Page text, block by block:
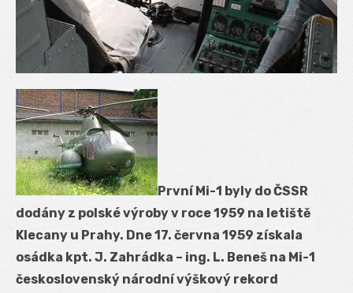
První Mi-1 byly do ČSSR
dodány z polské výroby v roce 1959 na letiště
Klecany u Prahy. Dne 17. června 1959 získala
osádka kpt. J. Zahrádka – ing. L. Beneš na Mi-1
československý národní výškový rekord